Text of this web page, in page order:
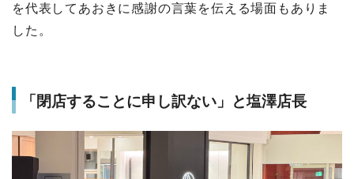
を代表してあおきに感謝の言葉を伝える場面もありま
した。
「閉店することに申し訳ない」と塩澤店長